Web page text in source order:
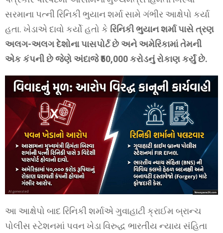
સરમાના પત્ની રિનિકી ભુયાન શર્મા સામે ગંભીર આક્ષેપો કર્યા
હતા. ખેડાએ દાવો કર્યો હતો કે રિનિકી ભુયાન શર્મા પાસે ત્રણ
અલગ-અલગ દેશોના પાસપોર્ટ છે અને અમેરિકામાં તેમની
એક કંપની છે જેણે અંદાજે ₹50,000 કરોડનું રોકાણ કર્યું છે.
આ આક્ષેપો બાદ રિનિકી શર્માએ ગુવાહાટી ક્રાઈમ બ્રાન્ચ
પોલીસ સ્ટેશનમાં પવન ખેડા વિરુદ્ધ ભારતીય ન્યાય સંહિતા